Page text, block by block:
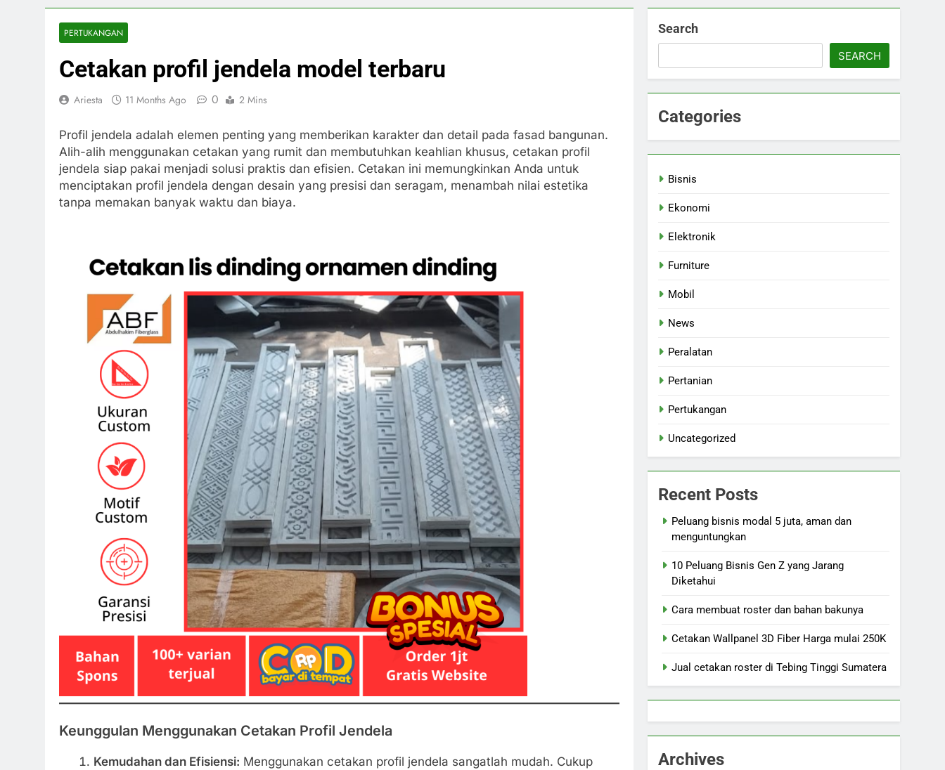
PERTUKANGAN
Cetakan profil jendela model terbaru
Ariesta 11 Months Ago 0 2 Mins
Profil jendela adalah elemen penting yang memberikan karakter dan detail pada fasad bangunan.
Alih-alih menggunakan cetakan yang rumit dan membutuhkan keahlian khusus, cetakan profil
jendela siap pakai menjadi solusi praktis dan efisien. Cetakan ini memungkinkan Anda untuk
menciptakan profil jendela dengan desain yang presisi dan seragam, menambah nilai estetika
tanpa memakan banyak waktu dan biaya.
Keunggulan Menggunakan Cetakan Profil Jendela
Kemudahan dan Efisiensi: Menggunakan cetakan profil jendela sangatlah mudah. Cukup
Search
SEARCH
Categories
Bisnis
Ekonomi
Elektronik
Furniture
Mobil
News
Peralatan
Pertanian
Pertukangan
Uncategorized
Recent Posts
Peluang bisnis modal 5 juta, aman dan
menguntungkan
10 Peluang Bisnis Gen Z yang Jarang
Diketahui
Cara membuat roster dan bahan bakunya
Cetakan Wallpanel 3D Fiber Harga mulai 250K
Jual cetakan roster di Tebing Tinggi Sumatera
Archives